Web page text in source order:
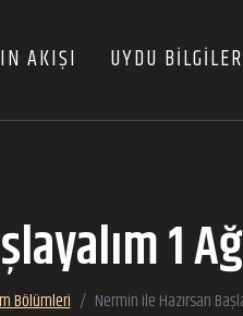
AKIŞI UYDU
1
Bölümleri Nermin ile Hazırsan